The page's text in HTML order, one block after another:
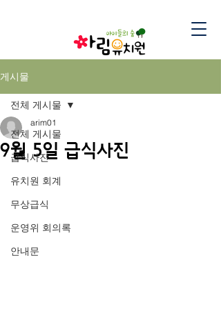
게시물
전체 게시물
급식사진
유치원 회계
무상급식
운영위 회의록
안내문
전체 게시물
9월 5일 급식사진
arim01